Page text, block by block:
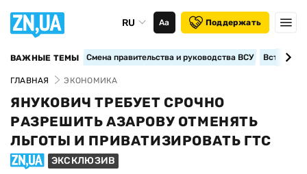
RU Аа Поддержать
ВАЖНЫЕ ТЕМЫ Смена правительства и руководства ВСУ
ГЛАВНАЯ ЭКОНОМИКА
ЯНУКОВИЧ ТРЕБУЕТ СРОЧНО
РАЗРЕШИТЬ АЗАРОВУ ОТМЕНЯТЬ
ЛЬГОТЫ И ПРИВАТИЗИРОВАТЬ ГТС
ЭКСКЛЮЗИВ